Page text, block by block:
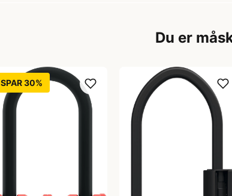
Du er
SPAR 30%